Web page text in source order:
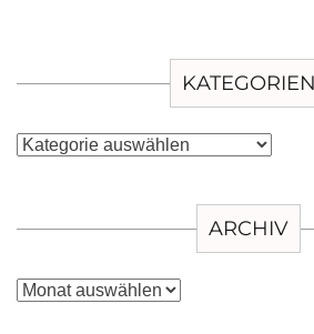
KATEGORIEN
Kategorien
ARCHIV
Archiv